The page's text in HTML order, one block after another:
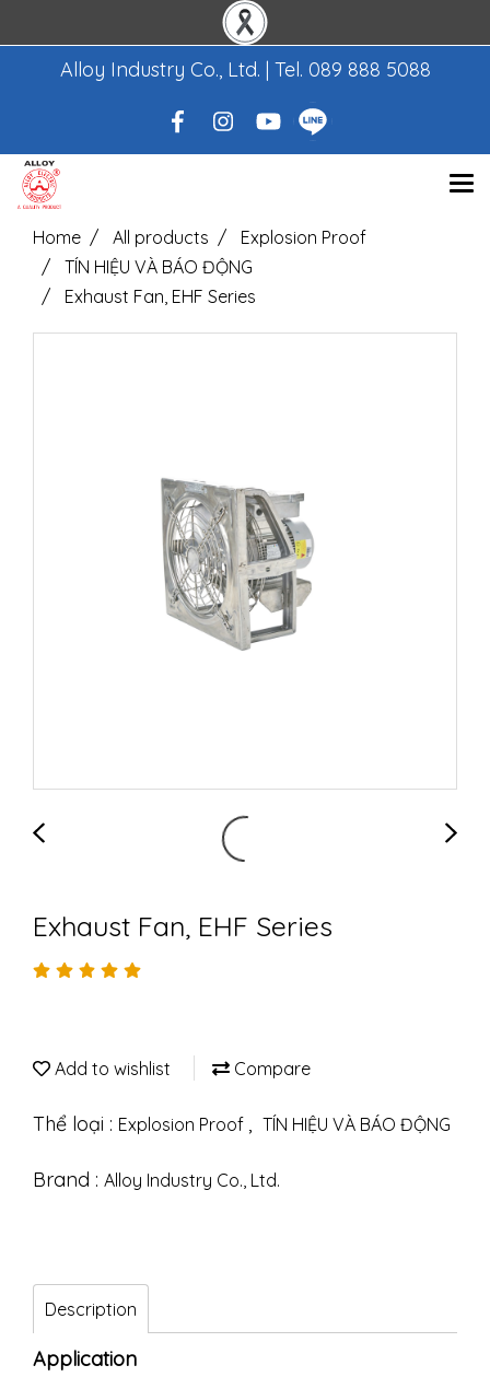
Alloy Industry Co., Ltd. | Tel. 089 888 5088
Home All products
Explosion Proof
TÍN HIỆU VÀ BÁO ĐỘNG
Exhaust Fan, EHF Series
Exhaust Fan, EHF Series
Add to wishlist Compare
Thể loại : Explosion Proof , TÍN HIỆU VÀ BÁO ĐỘNG
Brand : Alloy Industry Co., Ltd.
Description
Application